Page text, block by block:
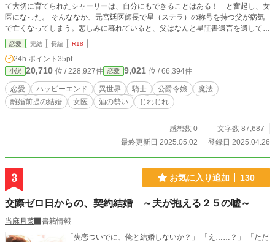
て大切に育てられたシャーリーは、自分にもできることはある！ と奮起し、女
医になった。 そんななか、元宮廷医師長で星（ステラ）の称号を持つ父が病気
で亡くなってしまう。悲しみに暮れていると、父はなんと星証書遺言を遺してい
た。 『娘であるシャーリー・エヴァンズとロッド・ファーカーの婚姻を望む』
星を持つ者の特権である星証書遺言に書かれた内容は、一年間は必ず行使しなけ
ればならない。 こうして因縁の仲のロッドと強制結婚することになったシャー
リー。 お互いに不本意な結婚なのだから、夫婦としての役割は果たさないし、
もちろん結婚式もなし。一年が経過したらさっさと離婚……のはずなのに、なぜ
かロッドは夜な夜なシャーリーの寝室にやってきて！？ 魔力なし女医令嬢と幼
馴染の騎士公爵の、強制結婚から始まる溺愛ラブストーリー！ ※ムーンライト
恋愛 完結 長編 R18
24h.ポイント 35pt
小説 20,710 位 / 228,927件 恋愛 9,021 位 / 66,394件
恋愛 ハッピーエンド 異世界 騎士 公爵令嬢
魔法
離婚前提の結婚
女医 酒の勢い じれじれ
感想数 0
文字数 87,687
最終更新日 2025.05.02
登録日 2025.04.26
3 お気に入り追加 130
交際ゼロ日からの、契約結婚 ～夫が抱える２５の嘘～
当麻月菜
書籍情報
「失恋ついでに、俺と結婚しないか？」 「え……？」 「ただ